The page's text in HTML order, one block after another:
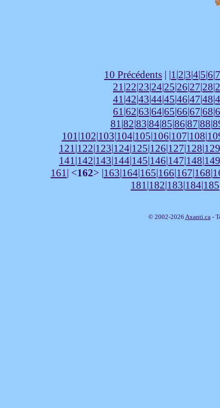
10 Précédents | |1 |2|3|4|5|6|7
21 |22|23|24|25|26|27|28|
41 |42|43|44|45|46|47|48|
61 |62|63|64|65|66|67|68|
81 |82|83|84|85|86|87|88|
101 |102|103|104|105|106|107|108|
121 |122|123|124|125|126|127|128|129
141 |142|143|144|145|146|147|148|149
161 | <162> |163|164|165|166|167|168|
181 |182|183|184|185
© 2002-2026 Axanti.ca -